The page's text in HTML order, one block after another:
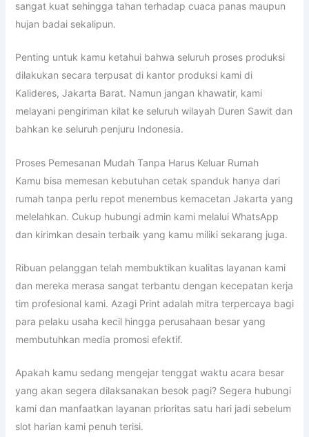
sangat kuat sehingga tahan terhadap cuaca panas maupun
hujan badai sekalipun.
Penting untuk kamu ketahui bahwa seluruh proses produksi
dilakukan secara terpusat di kantor produksi kami di
Kalideres, Jakarta Barat. Namun jangan khawatir, kami
melayani pengiriman kilat ke seluruh wilayah Duren Sawit dan
bahkan ke seluruh penjuru Indonesia.
Proses Pemesanan Mudah Tanpa Harus Keluar Rumah
Kamu bisa memesan kebutuhan cetak spanduk hanya dari
rumah tanpa perlu repot menembus kemacetan Jakarta yang
melelahkan. Cukup hubungi admin kami melalui WhatsApp
dan kirimkan desain terbaik yang kamu miliki sekarang juga.
Ribuan pelanggan telah membuktikan kualitas layanan kami
dan mereka merasa sangat terbantu dengan kecepatan kerja
tim profesional kami. Azagi Print adalah mitra terpercaya bagi
para pelaku usaha kecil hingga perusahaan besar yang
membutuhkan media promosi efektif.
Apakah kamu sedang mengejar tenggat waktu acara besar
yang akan segera dilaksanakan besok pagi? Segera hubungi
kami dan manfaatkan layanan prioritas satu hari jadi sebelum
slot harian kami penuh terisi.